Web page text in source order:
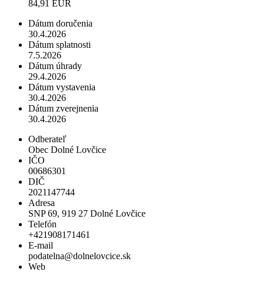
84,91 EUR
Dátum doručenia
30.4.2026
Dátum splatnosti
7.5.2026
Dátum úhrady
29.4.2026
Dátum vystavenia
30.4.2026
Dátum zverejnenia
30.4.2026
Odberateľ
Obec Dolné Lovčice
IČO
00686301
DIČ
2021147744
Adresa
SNP 69, 919 27 Dolné Lovčice
Telefón
+421908171461
E-mail
podatelna@dolnelovcice.sk
Web